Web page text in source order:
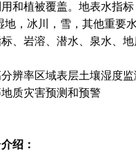
和植被覆盖。地表水指
地，冰川，雪，其他重要
、岩溶、潜水、泉水、地
辨率区域表层土壤湿度
质灾害预测和预警
绍：